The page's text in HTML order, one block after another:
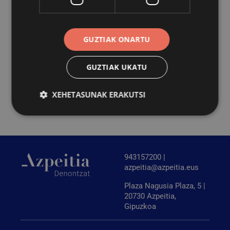
943157200 |
azpeitia@azpeitia.eus
Plaza Nagusia Plaza, 5 |
20730 Azpeitia,
Gipuzkoa
GUZTIAK ONARTU
GUZTIAK UKATU
XEHETASUNAK ERAKUTSI
Behar-beharrezkoa
Errendimendua
Behar-beharrezkoak diren cookiek webgunearen
oinarrizko funtzionalitateak ahalbidetzen dituzte,
esate baterako erabiltzaileen saioa hastea eta
kontuen kudeaketa. Webgunea ezin da behar bezala
erabili guztiz beharrezkoak diren cookierik gabe.
Izena
Hornitzailea/
Iraungitzea